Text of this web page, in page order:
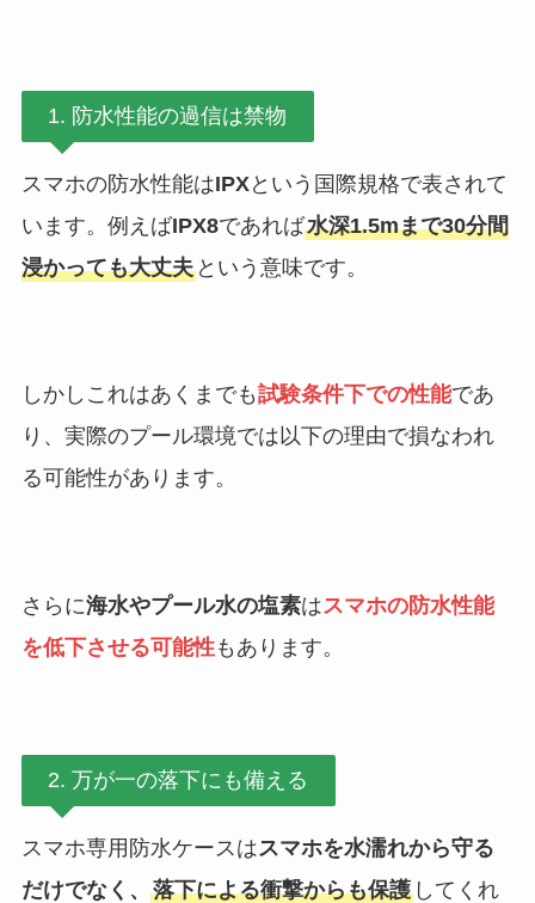
1. 防水性能の過信は禁物
スマホの防水性能はIPXという国際規格で表されて
います。例えばIPX8であれば水深1.5mまで30分間
浸かっても大丈夫という意味です。
しかしこれはあくまでも試験条件下での性能であ
り、実際のプール環境では以下の理由で損なわれ
る可能性があります。
さらに海水やプール水の塩素はスマホの防水性能
を低下させる可能性もあります。
2. 万が一の落下にも備える
スマホ専用防水ケースはスマホを水濡れから守る
だけでなく、 落下による衝撃からも保護してくれ